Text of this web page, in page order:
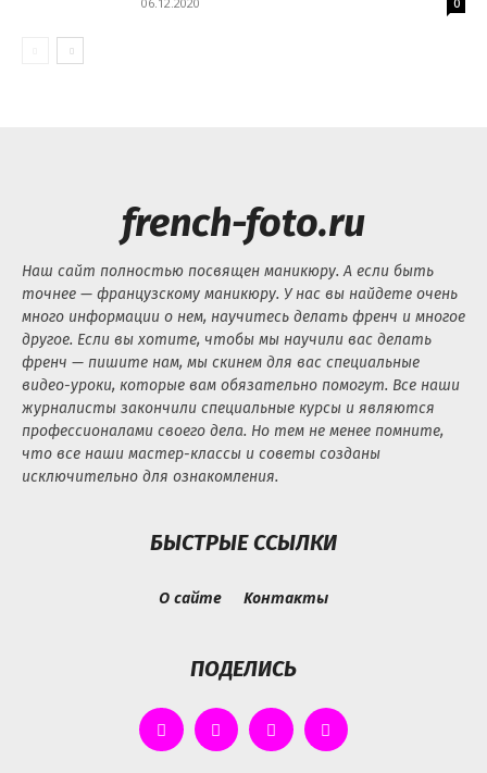
0
french-foto.ru
Наш сайт полностью посвящен маникюру. А если быть
точнее — французскому маникюру. У нас вы найдете очень
много информации о нем, научитесь делать френч и многое
другое. Если вы хотите, чтобы мы научили вас делать
френч — пишите нам, мы скинем для вас специальные
видео-уроки, которые вам обязательно помогут. Все наши
журналисты закончили специальные курсы и являются
профессионалами своего дела. Но тем не менее помните,
что все наши мастер-классы и советы созданы
исключительно для ознакомления.
БЫСТРЫЕ ССЫЛКИ
О сайте Контакты
ПОДЕЛИСЬ